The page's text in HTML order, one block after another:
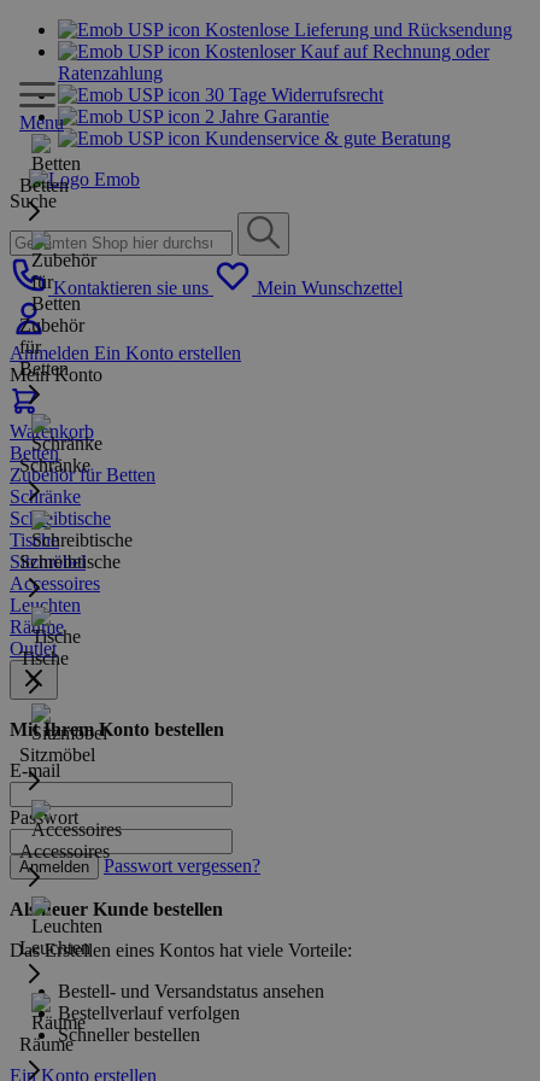
Kostenlose Lieferung und Rücksendung
Kostenloser Kauf auf Rechnung oder
Ratenzahlung
30 Tage Widerrufsrecht
2 Jahre Garantie
Kundenservice & gute Beratung
Suche
Kontaktieren sie uns Mein Wunschzettel
Anmelden Ein Konto erstellen
Mein Konto
Warenkorb
Menu
Betten
Zubehör
für
Betten
Schränke
Schreibtische
Tische
Sitzmöbel
Accessoires
Leuchten
Räume
Betten
Zubehör für Betten
Schränke
Schreibtische
Tische
Sitzmöbel
Accessoires
Leuchten
Räume
Outlet
Mit Ihrem Konto bestellen
E-mail
Passwort
Anmelden Passwort vergessen?
Als neuer Kunde bestellen
Das Erstellen eines Kontos hat viele Vorteile:
Bestell- und Versandstatus ansehen
Bestellverlauf verfolgen
Schneller bestellen
Ein Konto erstellen